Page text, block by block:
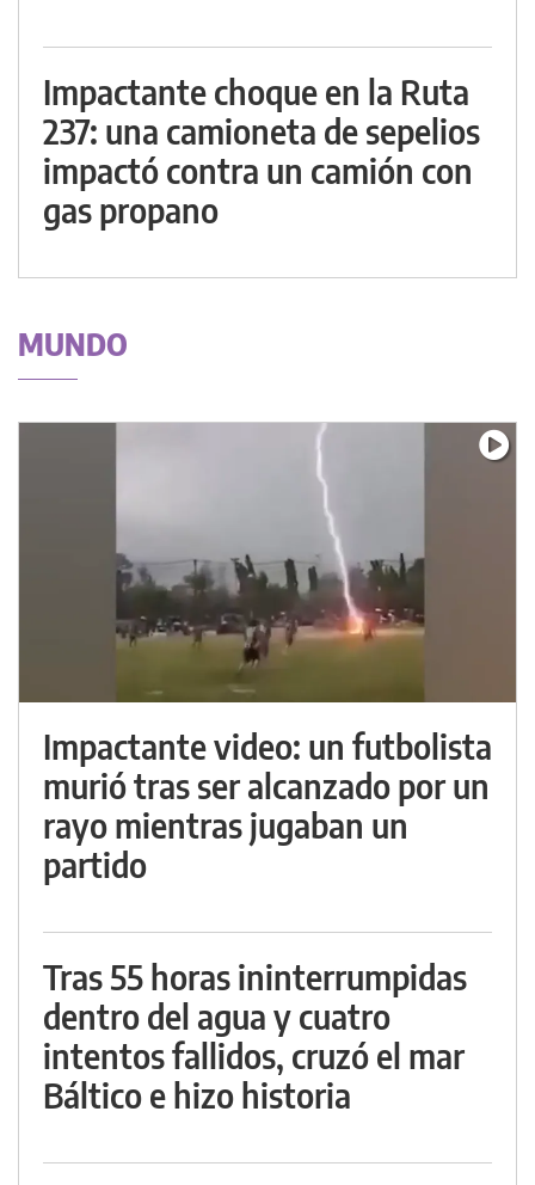
Impactante choque en la Ruta
237: una camioneta de sepelios
impactó contra un camión con
gas propano
MUNDO
Impactante video: un futbolista
murió tras ser alcanzado por un
rayo mientras jugaban un
partido
Tras 55 horas ininterrumpidas
dentro del agua y cuatro
intentos fallidos, cruzó el mar
Báltico e hizo historia